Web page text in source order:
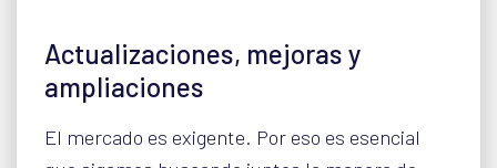
Actualizaciones, mejoras y
ampliaciones
El mercado es exigente. Por eso es esencial